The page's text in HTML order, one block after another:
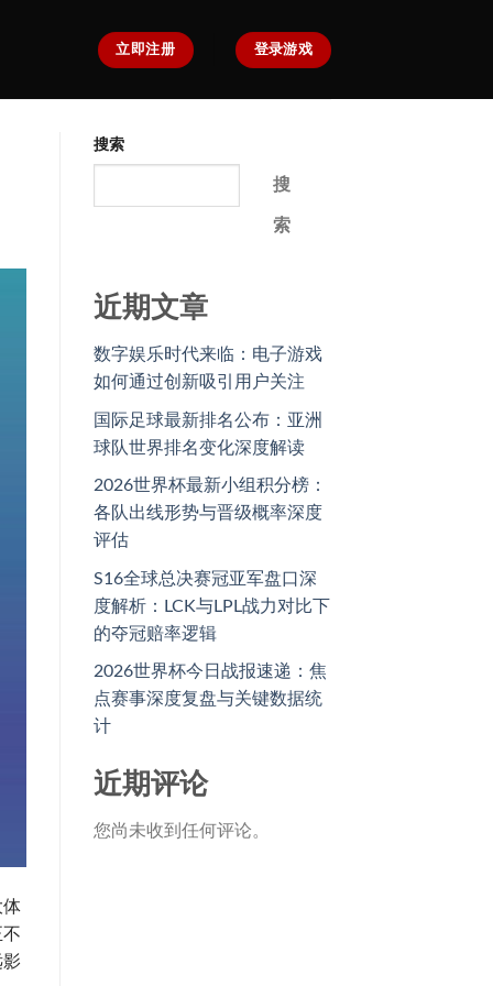
立即注册 登录游戏
体
影
搜索
搜
索
近期文章
数字娱乐时代来临：电子游戏
如何通过创新吸引用户关注
国际足球最新排名公布：亚洲
球队世界排名变化深度解读
2026世界杯最新小组积分榜：
各队出线形势与晋级概率深度
评估
S16全球总决赛冠亚军盘口深
度解析：LCK与LPL战力对比下
的夺冠赔率逻辑
2026世界杯今日战报速递：焦
点赛事深度复盘与关键数据统
计
近期评论
您尚未收到任何评论。